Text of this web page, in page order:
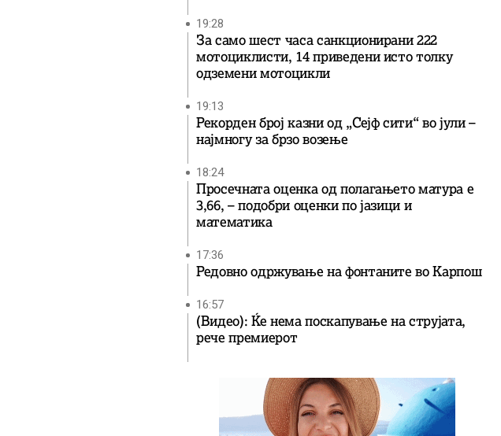
19:28
За само шест часа санкционирани 222
мотоциклисти, 14 приведени исто толку
одземени мотоцикли
19:13
Рекорден број казни од „Сејф сити“ во јули –
најмногу за брзо возење
18:24
Просечната оценка од полагањето матура е
3,66, – подобри оценки по јазици и
математика
17:36
Редовно одржување на фонтаните во Карпош
16:57
(Видео): Ќе нема поскапување на струјата,
рече премиерот